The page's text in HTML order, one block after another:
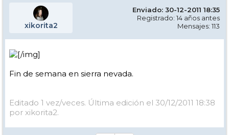
xikorita2
Enviado: 30-12-2011 18:35
Registrado: 14 años antes
Mensajes: 113
[/img]
Fin de semana en sierra nevada.
Editado 1 vez/veces. Última edición el 30/12/2011 18:38
por xikorita2.